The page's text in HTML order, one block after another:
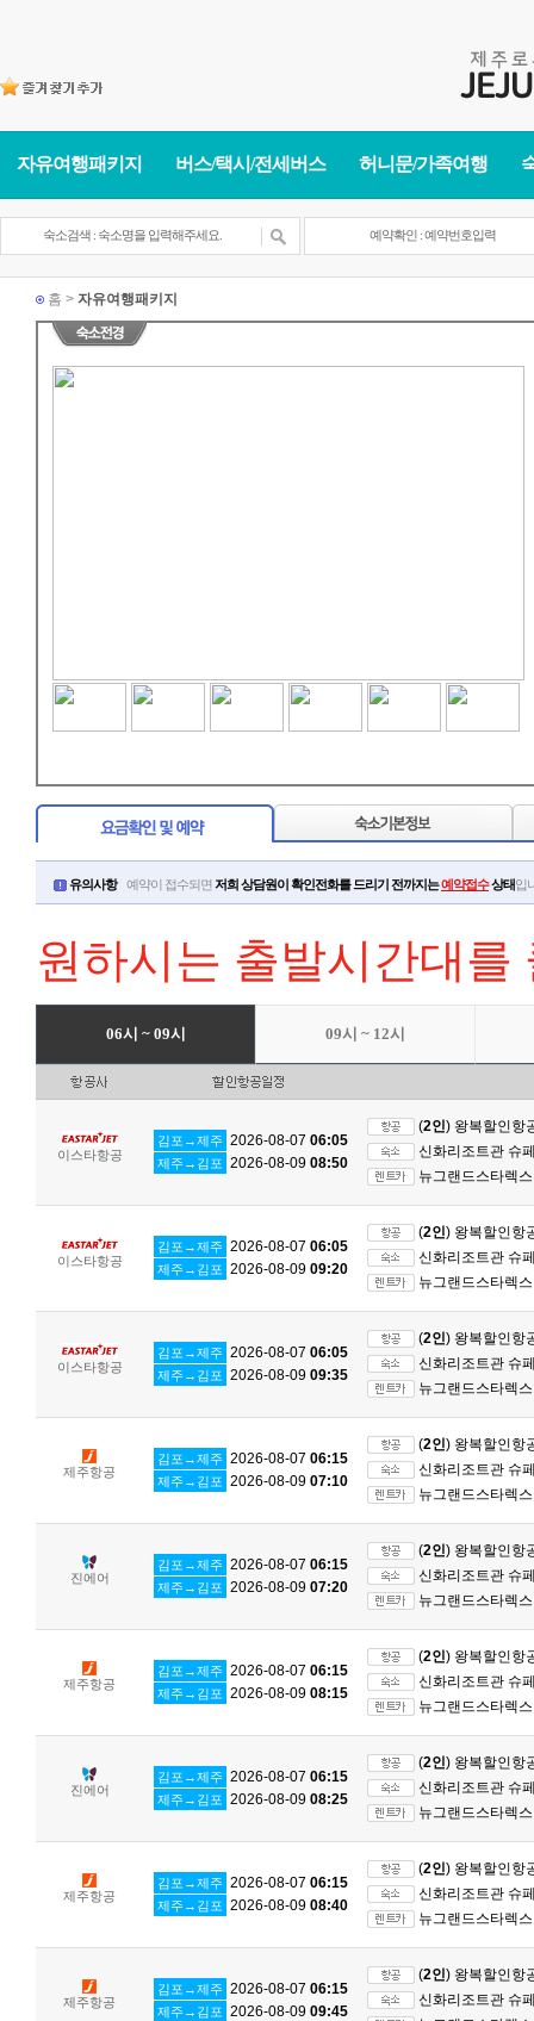
자유여행패키지 버스/택시/전세버스 허니문/가족여행
홈 > 자유여행패키지
유의사항예약이 접수되면 저희 상담원이 확인전화를 드리기 전까지는예약접수상태입
원하시는 출발시간대를
06시 ~ 09시 09시 ~ 12시
이스타항공
김포→제주 2026-08-07 06:05
제주→김포 2026-08-09 08:50
(2인) 왕복할인항
신화리조트관 슈
뉴그랜드스타렉
이스타항공
김포→제주 2026-08-07 06:05
제주→김포 2026-08-09 09:20
(2인) 왕복할인항
신화리조트관 슈
뉴그랜드스타렉
이스타항공
김포→제주 2026-08-07 06:05
제주→김포 2026-08-09 09:35
(2인) 왕복할인항
신화리조트관 슈
뉴그랜드스타렉
제주항공
김포→제주 2026-08-07 06:15
제주→김포 2026-08-09 07:10
(2인) 왕복할인항
신화리조트관 슈
뉴그랜드스타렉
진에어
김포→제주 2026-08-07 06:15
제주→김포 2026-08-09 07:20
(2인) 왕복할인항
신화리조트관 슈
뉴그랜드스타렉
제주항공
김포→제주 2026-08-07 06:15
제주→김포 2026-08-09 08:15
(2인) 왕복할인항
신화리조트관 슈
뉴그랜드스타렉
진에어
김포→제주 2026-08-07 06:15
제주→김포 2026-08-09 08:25
(2인) 왕복할인항
신화리조트관 슈
뉴그랜드스타렉
제주항공
김포→제주 2026-08-07 06:15
제주→김포 2026-08-09 08:40
(2인) 왕복할인항
신화리조트관 슈
뉴그랜드스타렉
제주항공
김포→제주 2026-08-07 06:15
제주→김포 2026-08-09 09:45
(2인) 왕복할인항
신화리조트관 슈